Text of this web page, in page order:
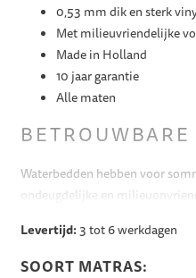
0,53 mm dik en sterk
Met milieuvriendelijke
Made in Holland
10 jaar garantie
Alle maten
Waterbedden hebben voor
ondeugdelijke en
producten die bijdrage aan een
watermatrassen van HDW
Levertijd:3 tot 6 werkdagen
SOORT MATRAS: